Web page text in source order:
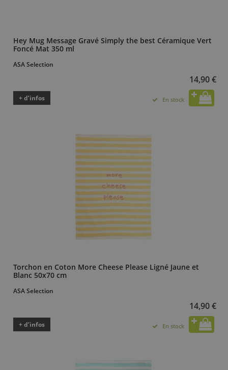
Hey Mug Message Gravé Simply the best Céramique Vert
Foncé Mat 350 ml
ASA Selection
14,90 €
+ d’infos En stock
Torchon en Coton More Cheese Please Ligné Jaune et
Blanc 50x70 cm
ASA Selection
14,90 €
+ d’infos En stock